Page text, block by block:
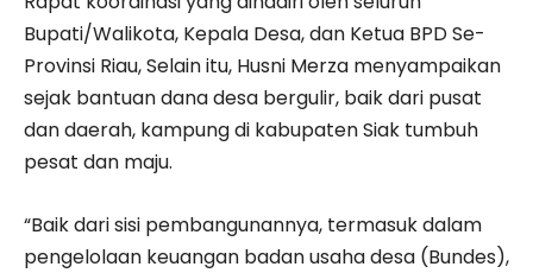
Bupati/Walikota, Kepala Desa, dan Ketua BPD Se-
Provinsi Riau, Selain itu, Husni Merza menyampaikan
sejak bantuan dana desa bergulir, baik dari pusat
dan daerah, kampung di kabupaten Siak tumbuh
pesat dan maju.
“Baik dari sisi pembangunannya, termasuk dalam
pengelolaan keuangan badan usaha desa (Bundes),